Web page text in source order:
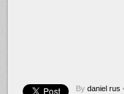
Bydaniel rus